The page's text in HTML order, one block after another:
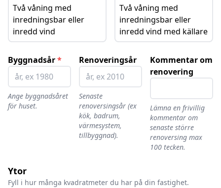
Två våning med
inredningsbar eller
inredd vind
Två våning med
inredningsbar eller
inredd vind med källare
Byggnadsår*
Ange byggnadsåret
för huset.
Renoveringsår
Senaste
renoversingsår (ex
kök, badrum,
värmesystem,
tillbyggnad).
Kommentar om
renovering
Lämna en frivillig
kommentar om
senaste större
renoversing max
100 tecken.
Ytor
Fyll i hur många kvadratmeter du har på din fastighet.